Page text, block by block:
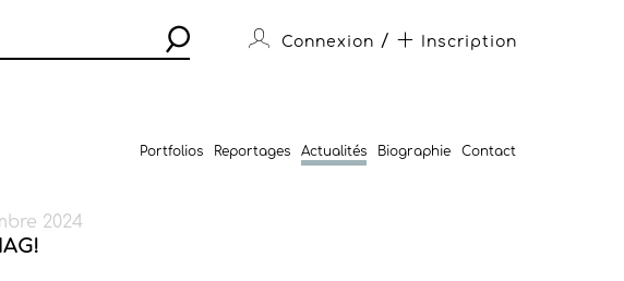
Connexion / Inscription
Portfolios Reportages Actualités Biographie Contact
2024